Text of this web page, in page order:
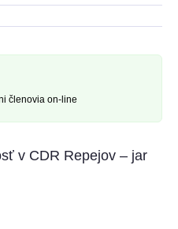
členovia on-line
v CDR Repejov – jar